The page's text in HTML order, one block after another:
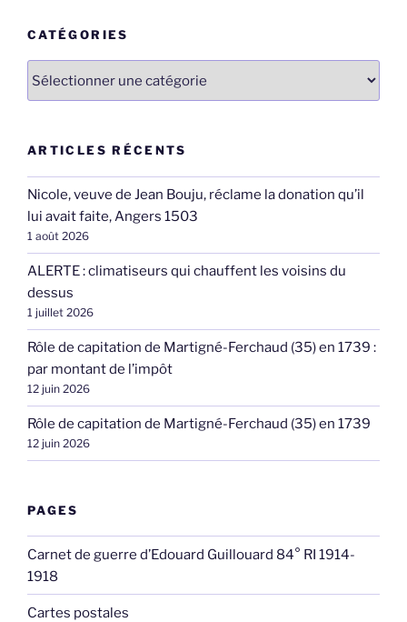
CATÉGORIES
ARTICLES RÉCENTS
Nicole, veuve de Jean Bouju, réclame la donation qu’il
lui avait faite, Angers 1503
1 août 2026
ALERTE : climatiseurs qui chauffent les voisins du
dessus
1 juillet 2026
Rôle de capitation de Martigné-Ferchaud (35) en 1739 :
par montant de l’impôt
12 juin 2026
Rôle de capitation de Martigné-Ferchaud (35) en 1739
12 juin 2026
PAGES
Carnet de guerre d’Edouard Guillouard 84° RI 1914-
1918
Cartes postales